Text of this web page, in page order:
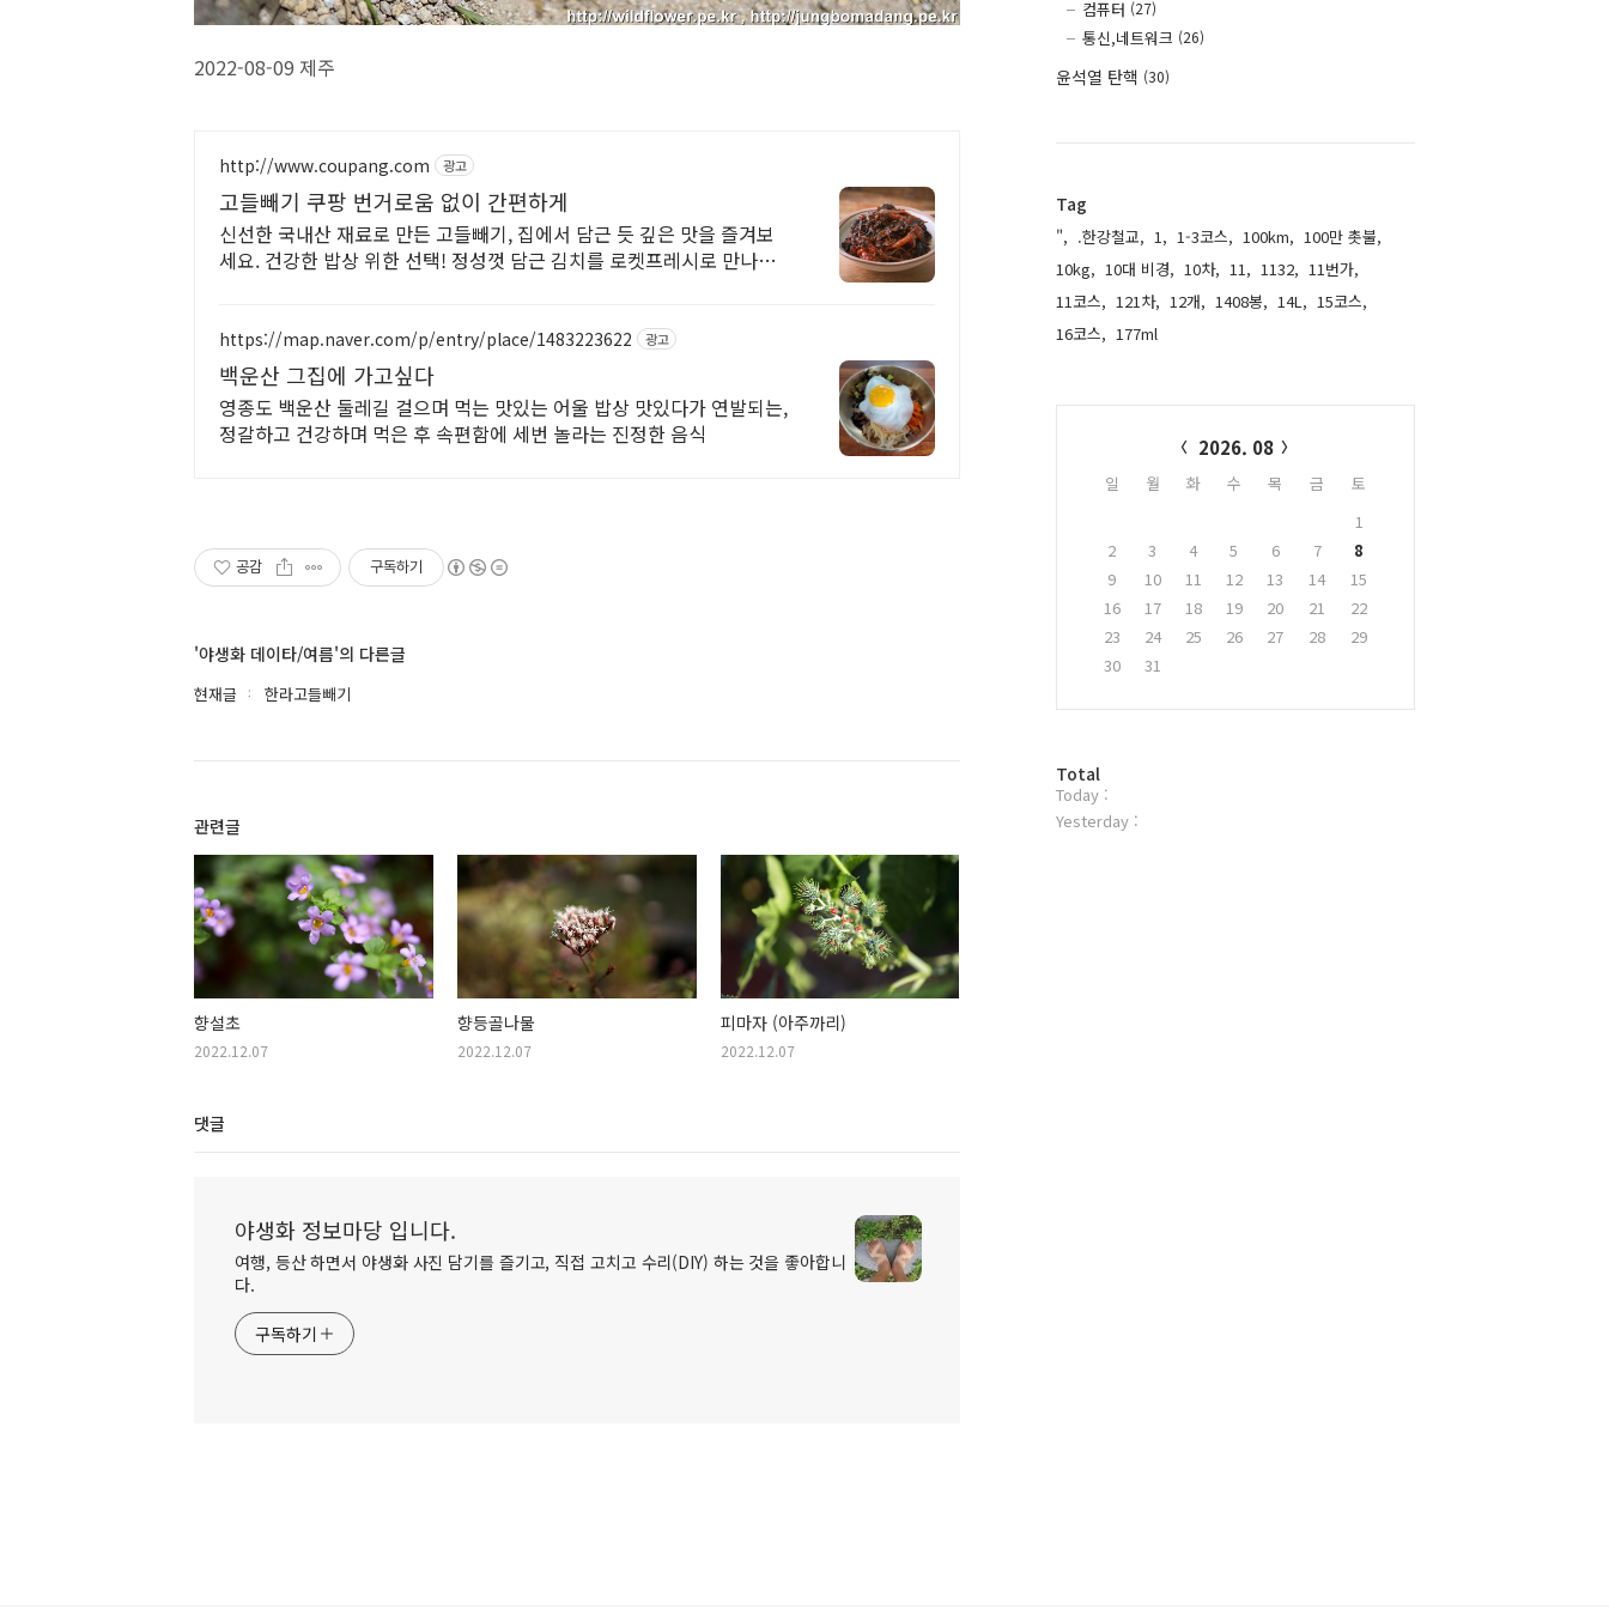
2022-08-09 제주
http://www.coupang.com 광고
고들빼기 쿠팡 번거로움 없이 간편하게
신선한 국내산 재료로 만든 고들빼기, 집에서 담근 듯 깊은 맛을 즐겨보
세요. 건강한 밥상 위한 선택! 정성껏 담근 김치를 로켓프레시로 만나보
https://map.naver.com/p/entry/place/1483223622 광고
백운산 그집에 가고싶다
영종도 백운산 둘레길 걸으며 먹는 맛있는 어울 밥상 맛있다가 연발되는,
정갈하고 건강하며 먹은 후 속편함에 세번 놀라는 진정한 음식
공감 구독하기
'야생화 데이타/여름'의 다른글
현재글 한라고들빼기
관련글
향설초
2022.12.07
향등골나물
2022.12.07
피마자 (아주까리)
2022.12.07
댓글
야생화 정보마당 입니다.
여행, 등산 하면서 야생화 사진 담기를 즐기고, 직접 고치고 수리(DIY) 하는 것을 좋아합니
다.
구독하기
컴퓨터 (27)
통신,네트워크 (26)
윤석열 탄핵 (30)
Tag
", .한강철교, 1, 1-3코스, 100km, 100만 촛불,
10kg, 10대 비경, 10차, 11, 1132, 11번가,
11코스, 121차, 12개, 1408봉, 14L, 15코스,
16코스, 177ml,
2026. 08
일 월 화 수 목 금
토
1
2
3 4 5 6 7
8
9
10 11 12 13 14
15
16
17 18 19 20 21
22
23
24 25 26 27 28
29
30
31
방
문
자
Total
Today :
Yesterday :